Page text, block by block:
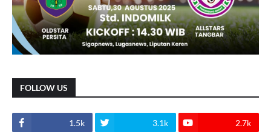
FOLLOW US
1.5k 3.1k 2.7k